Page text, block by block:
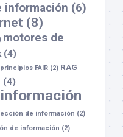
información (6)
(8)
motores de
(4)
principios FAIR (2) RAG
(4)
de información (2)
de información (2)